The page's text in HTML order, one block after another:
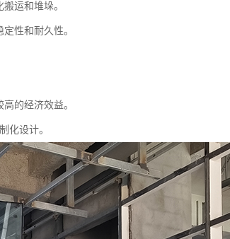
运和堆垛。
性和耐久性。
的经济效益。
化设计。